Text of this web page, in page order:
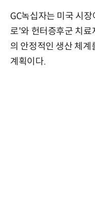
GC녹십자는 미국 시
로'와 헌터증후군 치
의 안정적인 생산 체
계획이다.